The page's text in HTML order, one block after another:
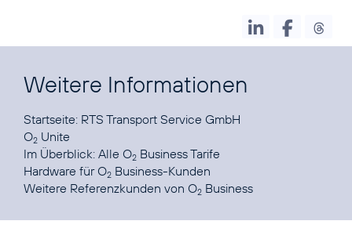
Weitere Informationen
Startseite: RTS Transport Service GmbH
O2 Unite
Im Überblick: Alle O2 Business Tarife
Hardware für O2 Business-Kunden
Weitere Referenzkunden von O2 Business